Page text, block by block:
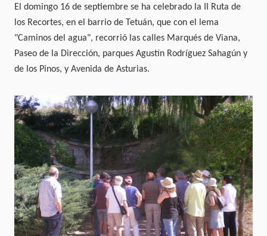
El domingo 16 de septiembre se ha celebrado la II Ruta de
los Recortes, en el barrio de Tetuán, que con el lema
"Caminos del agua", recorrió las calles Marqués de Viana,
Paseo de la Dirección, parques Agustín Rodríguez Sahagún y
de los Pinos, y Avenida de Asturias.